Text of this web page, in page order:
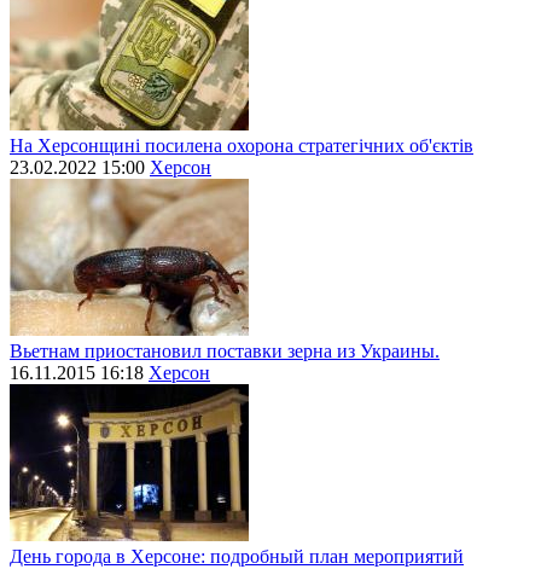
На Херсонщині посилена охорона стратегічних об'єктів
23.02.2022 15:00 Херсон
Вьетнам приостановил поставки зерна из Украины.
16.11.2015 16:18 Херсон
День города в Херсоне: подробный план мероприятий